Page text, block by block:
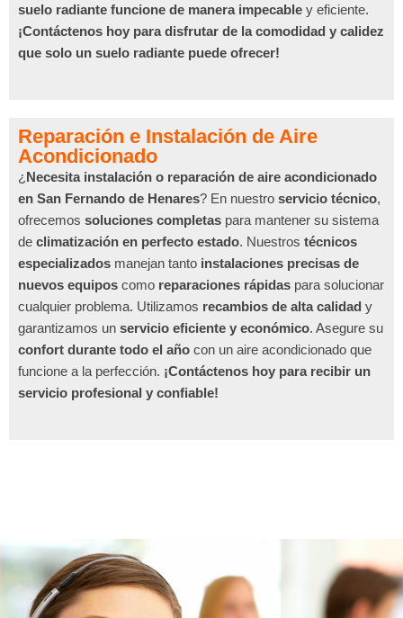
suelo radiante funcione de manera impecable y eficiente.
¡Contáctenos hoy para disfrutar de la comodidad y calidez
que solo un suelo radiante puede ofrecer!
Reparación e Instalación de Aire
Acondicionado
¿ Necesita instalación o reparación de aire acondicionado
en San Fernando de Henares? En nuestro servicio técnico,
ofrecemos soluciones completas para mantener su sistema
de climatización en perfecto estado. Nuestros técnicos
especializados manejan tanto instalaciones precisas de
nuevos equipos como reparaciones rápidas para solucionar
cualquier problema. Utilizamos recambios de alta calidad y
garantizamos un servicio eficiente y económico. Asegure su
confort durante todo el año con un aire acondicionado que
funcione a la perfección. ¡Contáctenos hoy para recibir un
servicio profesional y confiable!